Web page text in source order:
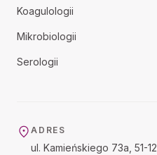
Koagulologii
Mikrobiologii
Serologii
ADRES
ul. Kamieńskiego 73a, 51-